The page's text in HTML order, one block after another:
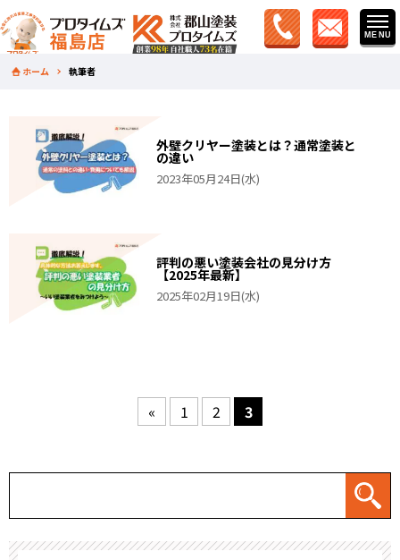
ホーム 執筆者
外壁クリヤー塗装とは？通常塗装と
の違い
2023年05月24日(水)
評判の悪い塗装会社の見分け方
【2025年最新】
2025年02月19日(水)
« 1 2 3